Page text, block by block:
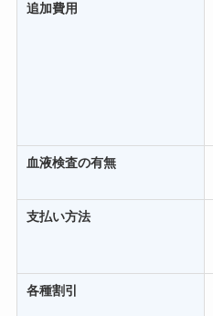
追加費用
血液検査の有無
支払い方法
各種割引